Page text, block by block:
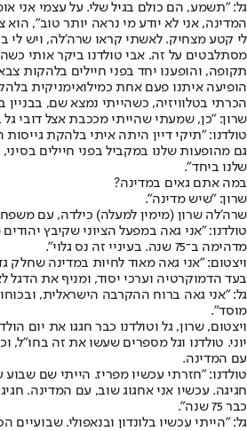
גל: "תשמע, הם כולם בגיל שלי. על עצמי אני
המדינה, אני לא יודע מי נראה יותר טוב",
לי קטע מצחיק. לאשתי קראו שרה'לה, ויש לי
מסתלבטים על זה. אבי טולדנו ביקר אותי
תקופה, והופענו יחד בפני חיילים בלהקות
הופיעה איתנו פעם אחת כמילואימניקית
הכרתי בטלוויזיה, כשהייתי נמצא שם, בבניין
שרון: "כן, שמעתי שהייתי מככבת אצל דובי
טולדנו: "תיקי דיין היתה איתי בלהקת גייסות
גם מהופעות שלנו במקביל בפני חיילים
שלנו ביחד".
במה אתם גאים במדינה?
שרון: "שיש מדינה".
שרה'לה שרון (מימין למעלה) כילדה, עם
טולדנו: "אני גאה במפעל הציוני שקיבץ
מדהימה ב־75 שנה. בעיניי זה נס גלוי".
ויצטום: "אני גאה מאוד לחיות במדינה שחלק
בעד הדמוקרטיה וערכי יסוד, ומניף את הדגל
גל: "אני גאה ברוח ההקרבה הישראלית,
מוסד".
יוני. טולדנו וגל מספרים שעשו את זה בחו"ל,
עם המדינה.
טולדנו: "חזרתי עכשיו מפריז. הייתי שם
חגיגה. עכשיו אני אחגוג שוב, עם המדינה.
כבר 75 שנה".
גל: "הייתי עכשיו בלונדון ובנאפולי.